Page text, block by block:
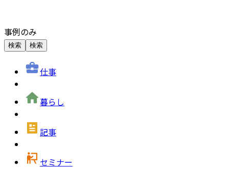
事例のみ
検索 検索
仕事
暮らし
記事
セミナー